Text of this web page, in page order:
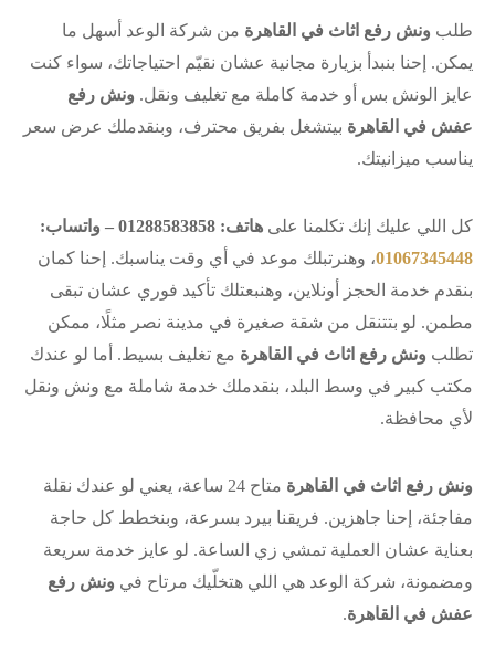
طلب ونش رفع اثاث في القاهرة من شركة الوعد أسهل ما
يمكن. إحنا بنبدأ بزيارة مجانية عشان نقيّم احتياجاتك، سواء كنت
عايز الونش بس أو خدمة كاملة مع تغليف ونقل. ونش رفع
عفش في القاهرة بيتشغل بفريق محترف، وبنقدملك عرض سعر
يناسب ميزانيتك.
كل اللي عليك إنك تكلمنا على هاتف: 01288583858 – واتساب:
01067345448، وهنرتبلك موعد في أي وقت يناسبك. إحنا كمان
بنقدم خدمة الحجز أونلاين، وهنبعتلك تأكيد فوري عشان تبقى
مطمن. لو بتتنقل من شقة صغيرة في مدينة نصر مثلًا، ممكن
تطلب ونش رفع اثاث في القاهرة مع تغليف بسيط. أما لو عندك
مكتب كبير في وسط البلد، بنقدملك خدمة شاملة مع ونش ونقل
لأي محافظة.
ونش رفع اثاث في القاهرة
متاح 24 ساعة، يعني لو عندك نقلة
مفاجئة، إحنا جاهزين. فريقنا بيرد بسرعة، وبنخطط كل حاجة
بعناية عشان العملية تمشي زي الساعة. لو عايز خدمة سريعة
ومضمونة، شركة الوعد هي اللي هتخلّيك مرتاح في ونش رفع
عفش في القاهرة.